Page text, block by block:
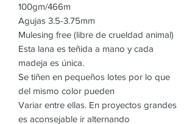
100gm/466m
Agujas 3.5-3.75mm
Mulesing free (libre de crueldad animal)
Esta lana es teñida a mano y cada
madeja es única.
Se tiñen en pequeños lotes por lo que
del mismo color pueden
Variar entre ellas. En proyectos grandes
es aconsejable ir alternando